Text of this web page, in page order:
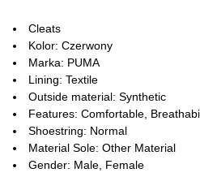
Cleats
Kolor: Czerwony
Marka: PUMA
Lining: Textile
Outside material: Synthetic
Features: Comfortable,
Shoestring: Normal
Material Sole: Other Material
Gender: Male, Female